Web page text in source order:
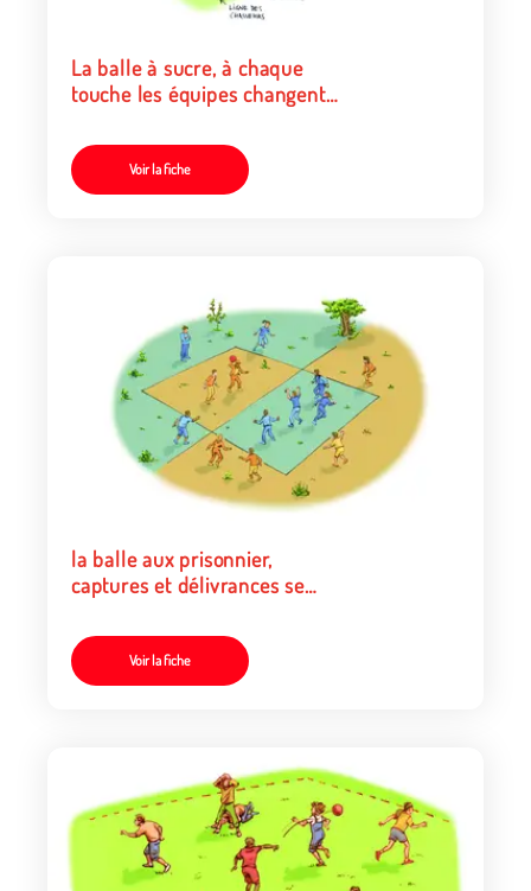
La balle à sucre, à chaque
touche les équipes changent
Voir la fiche
la balle aux prisonnier,
captures et délivrances se
Voir la fiche